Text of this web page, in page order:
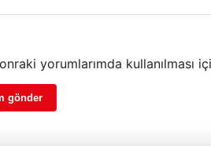
yorumlarımda kullanılması